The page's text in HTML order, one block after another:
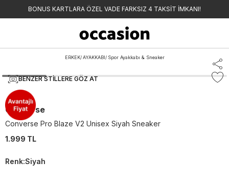
BONUS KARTLARA ÖZEL VADE FARKSIZ 4 TAKSİT İMKANI!
ERKEK/ AYAKKABI/ Spor Ayakkabı & Sneaker
BENZER STILLERE GÖZ AT
Converse
Converse Pro Blaze V2 Unisex Siyah Sneaker
1.999 TL
Renk:Siyah